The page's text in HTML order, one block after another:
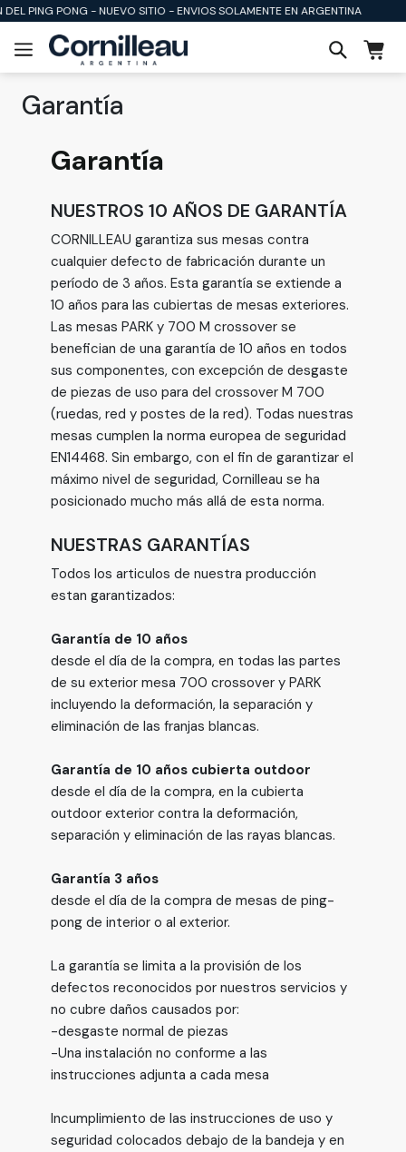
PING PONG - NUEVO SITIO - ENVIOS SOLAMENTE EN ARGENTINA
Garantía
Garantía
NUESTROS 10 AÑOS DE GARANTÍA
CORNILLEAU garantiza sus mesas contra
cualquier defecto de fabricación durante un
período de 3 años. Esta garantía se extiende a
10 años para las cubiertas de mesas exteriores.
Las mesas PARK y 700 M crossover se
benefician de una garantía de 10 años en todos
sus componentes, con excepción de desgaste
de piezas de uso para del crossover M 700
(ruedas, red y postes de la red). Todas nuestras
mesas cumplen la norma europea de seguridad
EN14468. Sin embargo, con el fin de garantizar el
máximo nivel de seguridad, Cornilleau se ha
posicionado mucho más allá de esta norma.
NUESTRAS GARANTÍAS
Todos los articulos de nuestra producción
estan garantizados:
Garantía de 10 años
desde el día de la compra, en todas las partes
de su exterior mesa 700 crossover y PARK
incluyendo la deformación, la separación y
eliminación de las franjas blancas.
Garantía de 10 años cubierta outdoor
desde el día de la compra, en la cubierta
outdoor exterior contra la deformación,
separación y eliminación de las rayas blancas.
Garantía 3 años
desde el día de la compra de mesas de ping-
pong de interior o al exterior.
La garantía se limita a la provisión de los
defectos reconocidos por nuestros servicios y
no cubre daños causados por:
-desgaste normal de piezas
-Una instalación no conforme a las
instrucciones adjunta a cada mesa
Incumplimiento de las instrucciones de uso y
seguridad colocados debajo de la bandeja y en